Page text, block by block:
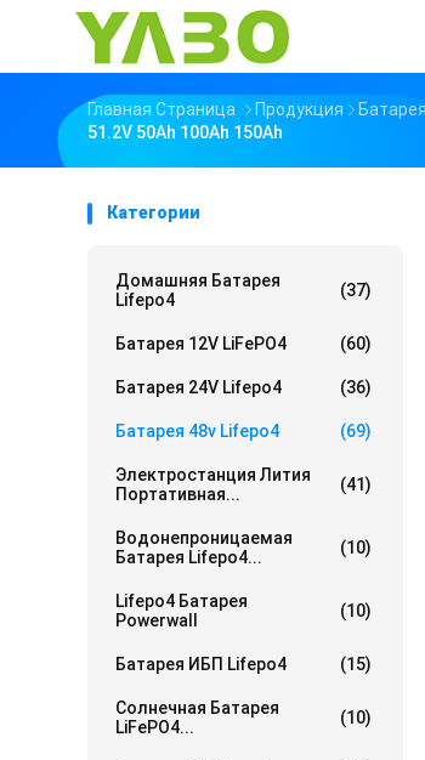
Главная Страница Продукция
51.2V 50Ah 100Ah 150Ah
Категории
Домашняя Батарея
Lifepo4
(37)
Батарея 12V LiFePO4 (60)
Батарея 24V Lifepo4 (36)
Батарея 48v Lifepo4 (69)
Электростанция Лития
Портативная...
(41)
Водонепроницаемая
Батарея Lifepo4...
(10)
Lifepo4 Батарея
Powerwall
(10)
Батарея ИБП Lifepo4 (15)
Солнечная Батарея
LiFePO4...
(10)